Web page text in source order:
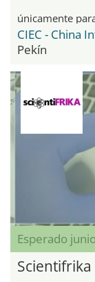
únicamente
CIEC - China
Pekín
Esperado
Scientifrika